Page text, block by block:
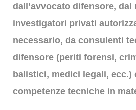
dall’avvocato difensore,
investigatori privati
necessario, da consulenti
difensore (periti forensi,
balistici, medici legali, ecc.)
competenze tecniche in